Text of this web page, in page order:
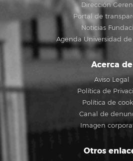
Dirección
Portal de
Noticias
Agenda Universidad de
Acerca de
Aviso Legal
Política de
Política de
Canal de
Imagen
Otros